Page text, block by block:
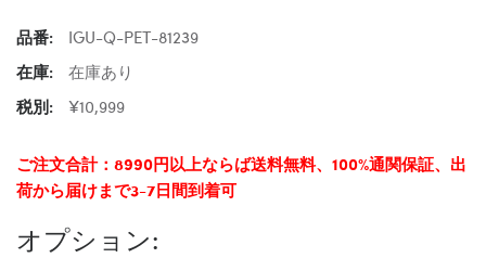
品番:
IGU-Q-PET-81239
在庫:
在庫あり
税別:
¥10,999
ご注文合計：8990円以上ならば送料無料、100%通関保証、出
荷から届けまで3-7日間到着可
オプション: